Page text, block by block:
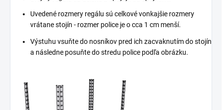
Uvedené rozmery regálu sú celkové vonkajšie rozmery
vrátane stojín - rozmer police je o cca 1 cm menší.
Výstuhu vsuňte do nosníkov pred ich zacvaknutím do stojín
a následne posuňte do stredu police podľa obrázku.